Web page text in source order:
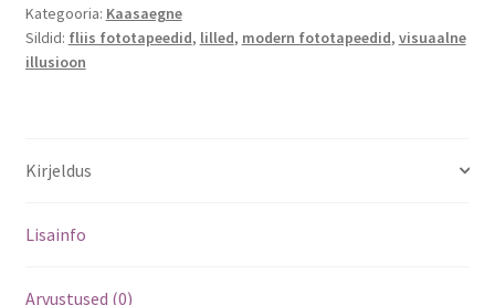
Kategooria: Kaasaegne
Sildid: fliis fototapeedid, lilled, modern fototapeedid, visuaalne
illusioon
Kirjeldus
Lisainfo
Arvustused (0)